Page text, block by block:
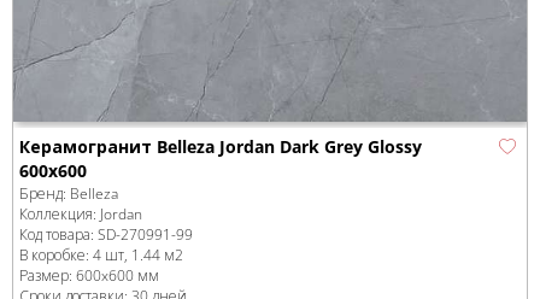
Керамогранит Belleza Jordan Dark Grey Glossy
600x600
Бренд: Belleza
Коллекция: Jordan
Код товара: SD-270991-99
В коробке: 4 шт, 1.44 м2
Размер: 600x600 мм